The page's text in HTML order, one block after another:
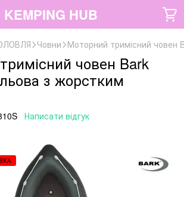
KEMPING HUB
Човни Моторний тримісний човен
човен Bark
з жорстким
Написати відгук